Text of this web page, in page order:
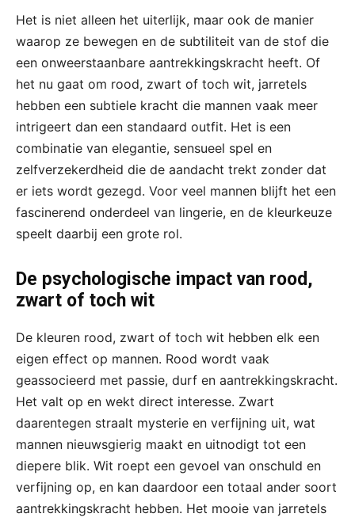
Het is niet alleen het uiterlijk, maar ook de manier
waarop ze bewegen en de subtiliteit van de stof die
een onweerstaanbare aantrekkingskracht heeft. Of
het nu gaat om rood, zwart of toch wit, jarretels
hebben een subtiele kracht die mannen vaak meer
intrigeert dan een standaard outfit. Het is een
combinatie van elegantie, sensueel spel en
zelfverzekerdheid die de aandacht trekt zonder dat
er iets wordt gezegd. Voor veel mannen blijft het een
fascinerend onderdeel van lingerie, en de kleurkeuze
speelt daarbij een grote rol.
De psychologische impact van rood,
zwart of toch wit
De kleuren rood, zwart of toch wit hebben elk een
eigen effect op mannen. Rood wordt vaak
geassocieerd met passie, durf en aantrekkingskracht.
Het valt op en wekt direct interesse. Zwart
daarentegen straalt mysterie en verfijning uit, wat
mannen nieuwsgierig maakt en uitnodigt tot een
diepere blik. Wit roept een gevoel van onschuld en
verfijning op, en kan daardoor een totaal ander soort
aantrekkingskracht hebben. Het mooie van jarretels